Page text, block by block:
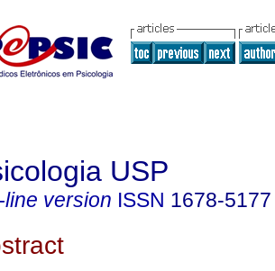
USP
line version ISSN 1678-5177